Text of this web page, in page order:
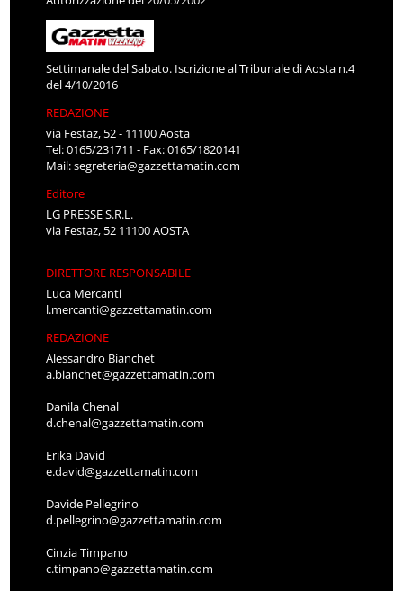
Settimanale del Sabato. Iscrizione al Tribunale di Aosta n.4
del 4/10/2016
REDAZIONE
via Festaz, 52 - 11100 Aosta
Tel: 0165/231711 - Fax: 0165/1820141
Mail:segreteria@gazzettamatin.com
Editore
LG PRESSE S.R.L.
via Festaz, 52 11100 AOSTA
DIRETTORE RESPONSABILE
Luca Mercanti
l.mercanti@gazzettamatin.com
REDAZIONE
Alessandro Bianchet
a.bianchet@gazzettamatin.com
Danila Chenal
d.chenal@gazzettamatin.com
Erika David
e.david@gazzettamatin.com
Davide Pellegrino
d.pellegrino@gazzettamatin.com
Cinzia Timpano
c.timpano@gazzettamatin.com